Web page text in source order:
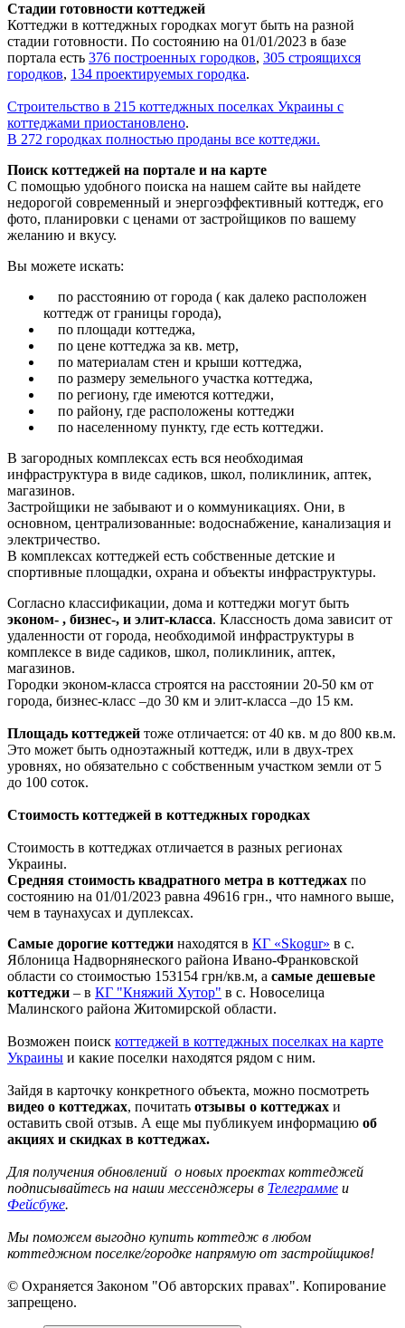
Стадии готовности коттеджей
Коттеджи в коттеджных городках могут быть на разной
стадии готовности. По состоянию на 01/01/2023 в базе
портала есть 376 построенных городков, 305 строящихся
городков, 134 проектируемых городка.
Строительство в 215 коттеджных поселках Украины с
коттеджами приостановлено.
В 272 городках полностью проданы все коттеджи.
Поиск коттеджей на портале и на карте
С помощью удобного поиска на нашем сайте вы найдете
недорогой современный и энергоэффективный коттедж, его
фото, планировки с ценами от застройщиков по вашему
желанию и вкусу.
Вы можете искать:
по расстоянию от города ( как далеко расположен
коттедж от границы города),
по площади коттеджа,
по цене коттеджа за кв. метр,
по материалам стен и крыши коттеджа,
по размеру земельного участка коттеджа,
по региону, где имеются коттеджи,
по району, где расположены коттеджи
по населенному пункту, где есть коттеджи.
В загородных комплексах есть вся необходимая
инфраструктура в виде садиков, школ, поликлиник, аптек,
магазинов.
Застройщики не забывают и о коммуникациях. Они, в
основном, централизованные: водоснабжение, канализация и
электричество.
В комплексах коттеджей есть собственные детские и
спортивные площадки, охрана и объекты инфраструктуры.
Согласно классификации, дома и коттеджи могут быть
эконом- , бизнес-, и элит-класса. Классность дома зависит от
удаленности от города, необходимой инфраструктуры в
комплексе в виде садиков, школ, поликлиник, аптек,
магазинов.
Городки эконом-класса строятся на расстоянии 20-50 км от
города, бизнес-класс –до 30 км и элит-класса –до 15 км.
Площадь коттеджей тоже отличается: от 40 кв. м до 800 кв.м.
Это может быть одноэтажный коттедж, или в двух-трех
уровнях, но обязательно с собственным участком земли от 5
до 100 соток.
Стоимость коттеджей в коттеджных городках
Стоимость в коттеджах отличается в разных регионах
Украины.
Средняя стоимость квадратного метра в коттеджах по
состоянию на 01/01/2023 равна 49616 грн., что намного выше,
чем в таунахусах и дуплексах.
Самые дорогие коттеджи находятся в КГ «Skogur» в c.
Яблоница Надворнянеского района Ивано-Франковской
области со стоимостью 153154 грн/кв.м, а самые дешевые
коттеджи – в КГ "Княжий Хутор" в с. Новоселица
Малинского района Житомирской области.
Возможен поиск коттеджей в коттеджных поселках на карте
Украины и какие поселки находятся рядом с ним.
Зайдя в карточку конкретного объекта, можно посмотреть
видео о коттеджах, почитать отзывы о коттеджах и
оставить свой отзыв. А еще мы публикуем информацию об
акциях и скидках в коттеджах.
Для получения обновлений о новых проектах коттеджей
подписывайтесь на наши мессенджеры в Телеграмме и
Фейсбуке.
Мы поможем выгодно купить коттедж в любом
коттеджном поселке/городке напрямую от застройщиков!
© Охраняется Законом "Об авторских правах". Копирование
запрещено.